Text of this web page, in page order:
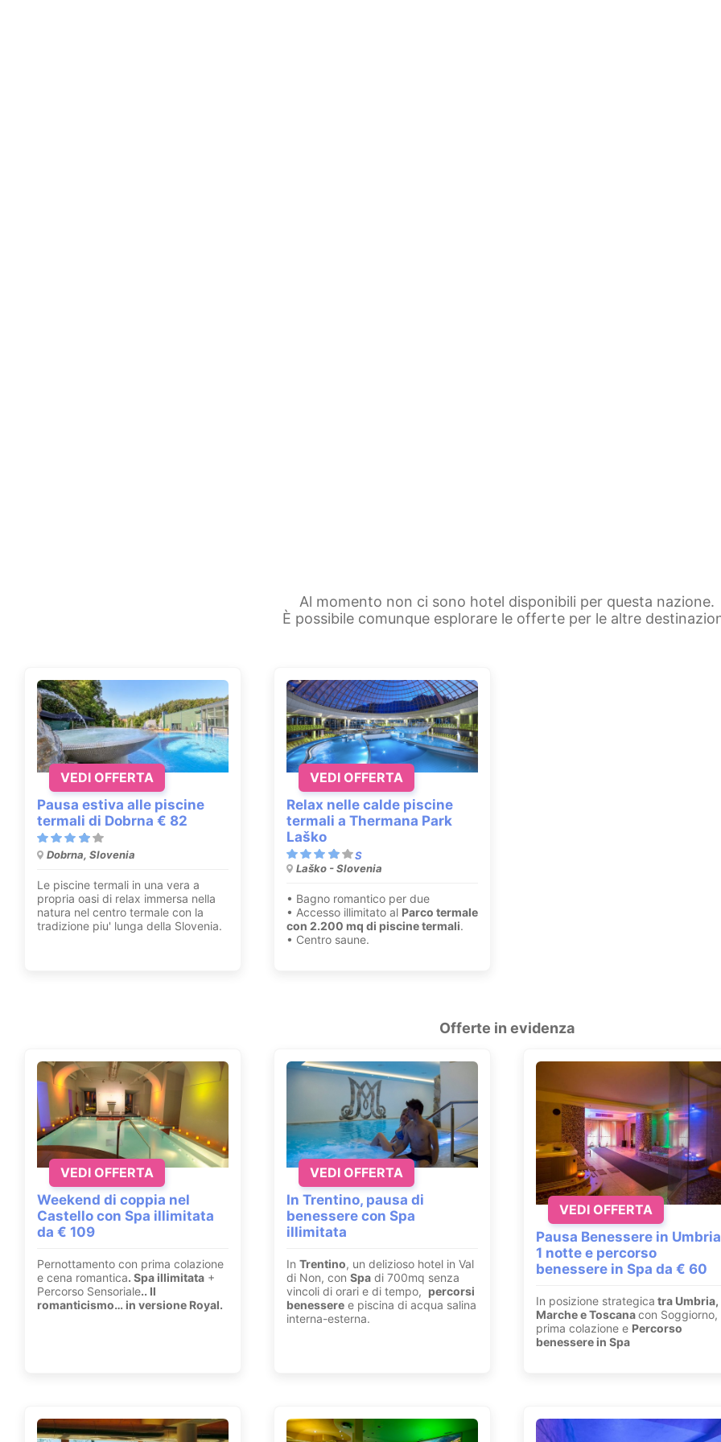
Al momento non ci sono hotel disponibili per questa nazione.
È possibile comunque esplorare le offerte per le altre
Pausa estiva alle piscine
termali di Dobrna € 82
Dobrna, Slovenia
Le piscine termali in una vera a
propria oasi di relax immersa nella
natura nel centro termale con la
tradizione piu' lunga della Slovenia.
VEDI OFFERTA
Relax nelle calde piscine
termali a Thermana Park
Laško
Laško - Slovenia
• Bagno romantico per due
• Accesso illimitato al Parco termale
con 2.200 mq di piscine termali.
• Centro saune.
VEDI OFFERTA
Offerte in evidenza
Weekend di coppia nel
Castello con Spa illimitata
da € 109
Pernottamento con prima colazione
e cena romantica. Spa illimitata +
Percorso Sensoriale.. Il
romanticismo… in versione Royal.
VEDI OFFERTA
In Trentino, pausa di
benessere con Spa
illimitata
In Trentino, un delizioso hotel in Val
di Non, con Spa di 700mq senza
vincoli di orari e di tempo, percorsi
benessere e piscina di acqua salina
interna-esterna.
VEDI OFFERTA
Pausa Benessere in
1 notte e percorso
benessere in Spa da € 60
In posizione strategica tra Umbria,
Marche e Toscanacon Soggiorno,
prima colazione e Percorso
benessere in Spa
VEDI OFFERTA